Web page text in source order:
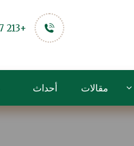
+213 777 789 654
مقالات أحداث